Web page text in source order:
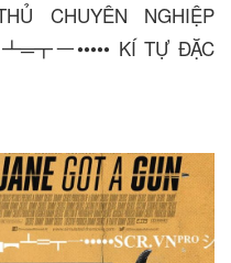
CHUYÊN NGHIỆP
一••••• KÍ TỰ ĐẶC